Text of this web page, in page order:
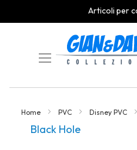
Articoli per
Content
Home PVC Disney PVC
Black Hole